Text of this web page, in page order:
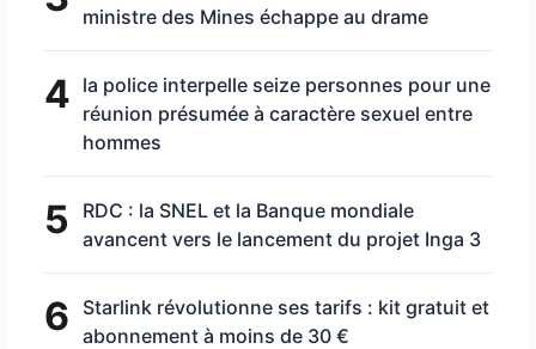
ministre des Mines échappe au drame
4 la police interpelle seize personnes pour une
réunion présumée à caractère sexuel entre
hommes
5
RDC : la SNEL et la Banque mondiale
avancent vers le lancement du projet Inga 3
6
Starlink révolutionne ses tarifs : kit gratuit et
abonnement à moins de 30 €